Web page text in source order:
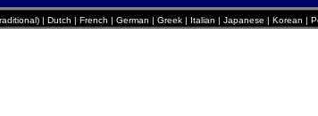
| Dutch | French | German | Greek | Italian | Japanese | Korean |